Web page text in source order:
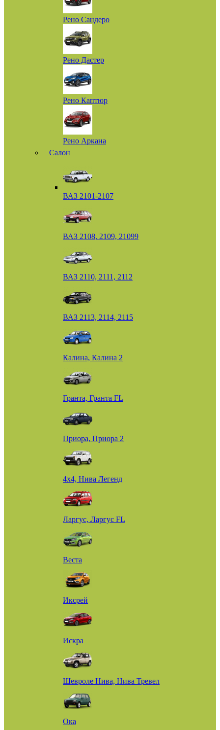
Рено Сандеро
Рено Дастер
Рено Каптюр
Рено Аркана
Салон
ВАЗ 2101-2107
ВАЗ 2108, 2109, 21099
ВАЗ 2110, 2111, 2112
ВАЗ 2113, 2114, 2115
Калина, Калина 2
Гранта, Гранта FL
Приора, Приора 2
4х4, Нива Легенд
Ларгус, Ларгус FL
Веста
Иксрей
Искра
Шевроле Нива, Нива Тревел
Ока